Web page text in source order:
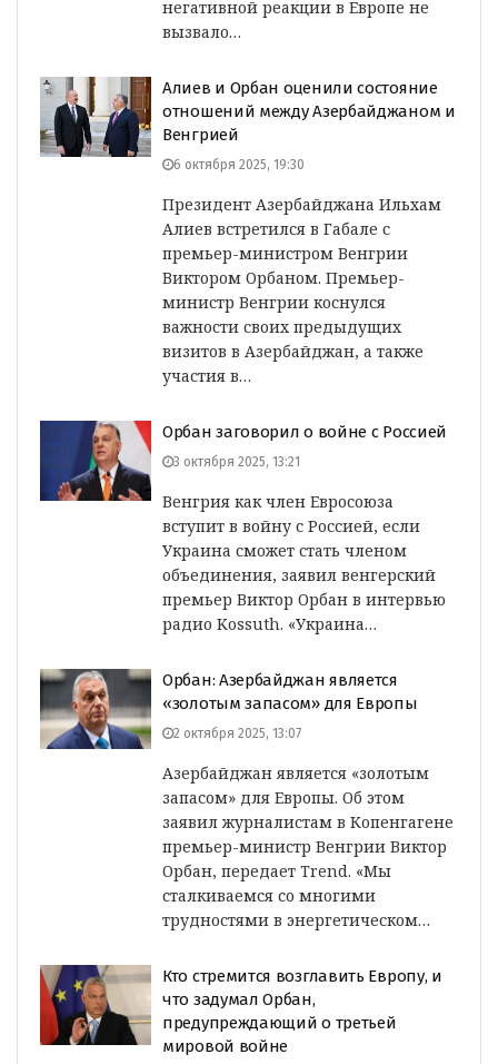
негативной реакции в Европе не
вызвало…
Алиев и Орбан оценили состояние
отношений между Азербайджаном и
Венгрией
6 октября 2025, 19:30
Президент Азербайджана Ильхам
Алиев встретился в Габале с
премьер-министром Венгрии
Виктором Орбаном. Премьер-
министр Венгрии коснулся
важности своих предыдущих
визитов в Азербайджан, а также
участия в…
Орбан заговорил о войне с Россией
3 октября 2025, 13:21
Венгрия как член Евросоюза
вступит в войну с Россией, если
Украина сможет стать членом
объединения, заявил венгерский
премьер Виктор Орбан в интервью
радио Kossuth. «Украина…
Орбан: Азербайджан является
«золотым запасом» для Европы
2 октября 2025, 13:07
Азербайджан является «золотым
запасом» для Европы. Об этом
заявил журналистам в Копенгагене
премьер-министр Венгрии Виктор
Орбан, передает Trend. «Мы
сталкиваемся со многими
трудностями в энергетическом…
Кто стремится возглавить Европу, и
что задумал Орбан,
предупреждающий о третьей
мировой войне